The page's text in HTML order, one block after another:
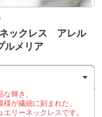
ックレス アレル
ルメリア
輝き。
が繊細に刻まれた、
リーネックレスです。